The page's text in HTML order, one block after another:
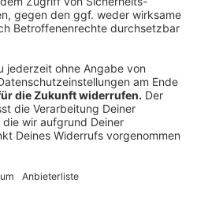
rund um Duisburg sind
auch wer beispielsweise mit
auf Verspätungen oder sogar
ICs sollen ab Dortmund
oder direkt nach Köln